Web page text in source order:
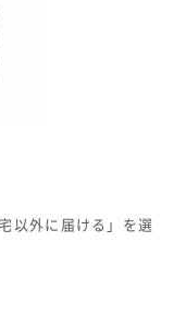
以外に届ける」を選